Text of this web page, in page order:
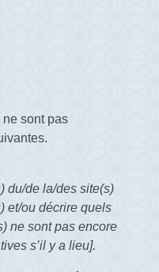
sont pas
du/de la/des site(s)
et/ou décrire quels
ne sont pas encore
s’il y a lieu].